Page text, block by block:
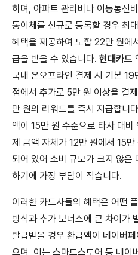
하며, 아파트 관리비나 이동통신
동이체를 신규로 등록할 경우 최
혜택을 제공하여 도합 22만 원에
급을 받을 수 있습니다. 현대카드
국내 온오프라인 결제 시 기본
점에서 추가로 5만 원 이상을 결
만 원의 리워드를 즉시 지급합니
액이 15만 원 수준으로 타사 대
제 금액 자체가 12만 원에서 15
되어 있어 소비 규모가 크지 않은
하기에 가장 부담이 적습니다.
이러한 카드사들의 혜택은 어떤
방식과 추가 보너스에 큰 차이가
발급받을 경우 환급액이 네이버
으며, 이는 스마트스토어 등 네이